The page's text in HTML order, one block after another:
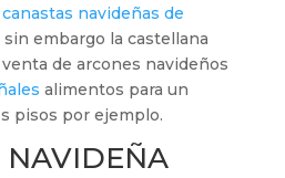
canastas navideñas de
sin embargo la castellana
de arcones navideños
alimentos para un
pisos por ejemplo.
NAVIDEÑA